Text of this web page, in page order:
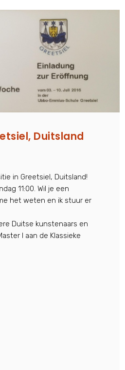
Duitsland
in Greetsiel, Duitsland!
11:00. Wil je een
het weten en ik stuur er
Duitse kunstenaars en
I aan de Klassieke